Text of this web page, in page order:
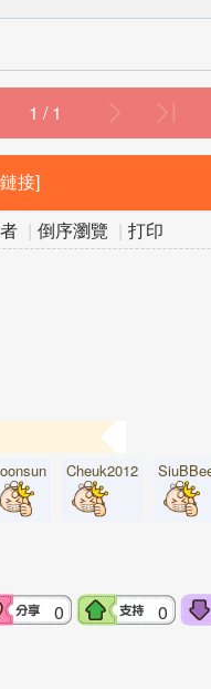
1 / 1
接]
| 倒序瀏覽 | 打印
Cheuk2012
0 0